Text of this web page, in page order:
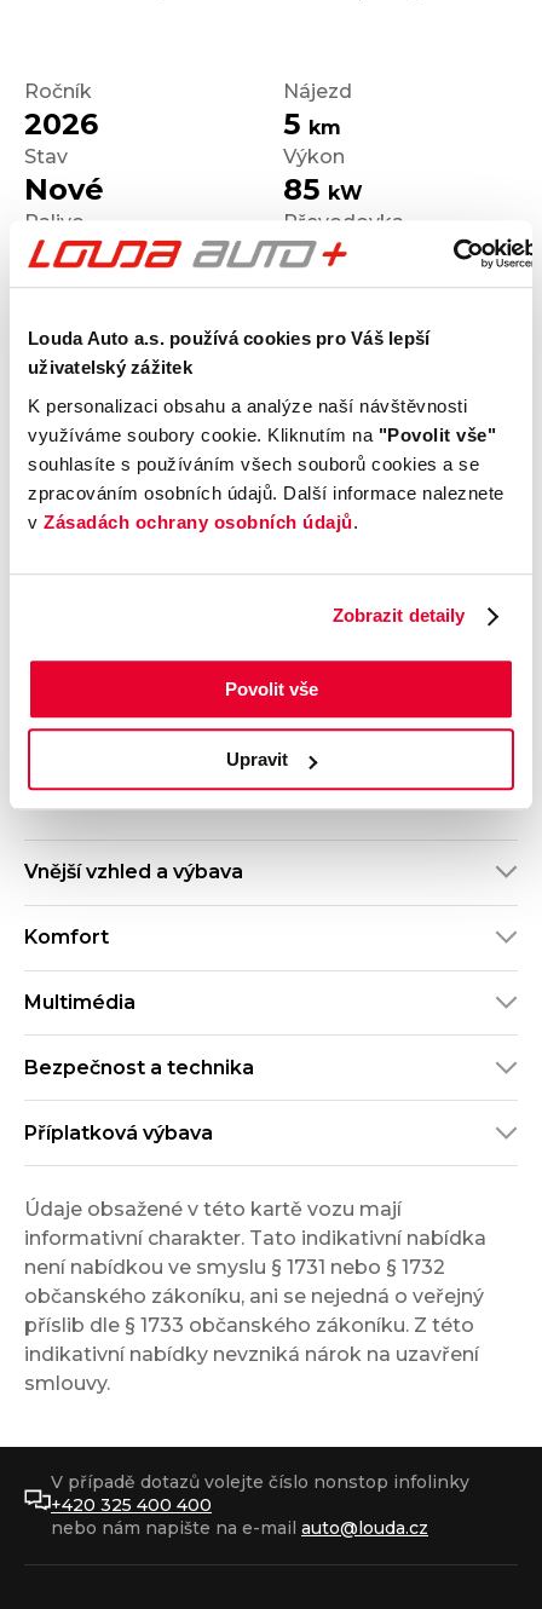
Louda Auto a.s. používá cookies pro Váš lepší
uživatelský zážitek
K personalizaci obsahu a analýze naší návštěvnosti
využíváme soubory cookie. Kliknutím na "Povolit vše"
souhlasíte s používáním všech souborů cookies a se
zpracováním osobních údajů. Další informace naleznete
v Zásadách ochrany osobních údajů.
Zobrazit detaily
Povolit vše
Upravit
Ročník
2026
Nájezd
5 km
Stav
Nové
Výkon
85 kW
Palivo
Diesel
Převodovka
Manuální
Volkswagen
Golf Variant
Výbava
Style
Karoserie
Kombi
Motor
2.0 TDI
Kombinovaná
spotřeba
Odpočet DPH
Objednávací kód
Výbava
Vnější vzhled a výbava
Komfort
Multimédia
Bezpečnost a technika
Příplatková výbava
Údaje obsažené v této kartě vozu mají
informativní charakter. Tato indikativní nabídka
není nabídkou ve smyslu § 1731 nebo § 1732
občanského zákoníku, ani se nejedná o veřejný
příslib dle § 1733 občanského zákoníku. Z této
indikativní nabídky nevzniká nárok na uzavření
smlouvy.
V případě dotazů volejte číslo nonstop infolinky
+420 325 400 400
nebo nám napište na e-mail auto@louda.cz